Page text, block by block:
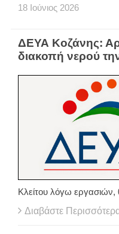
18 Ιούνιος 2026
ΔΕΥΑ Κοζάνης:
διακοπή νερού
Κλείτου λόγω
Διαβάστε